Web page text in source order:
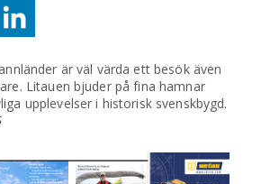
är väl värda ett besök även
Litauen bjuder på fina hamnar
upplevelser i historisk svenskbygd.